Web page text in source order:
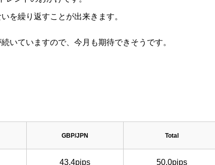
を繰り返すことが出来きます。
いていますので、今月も期待できそうです。
GBP/JPN Total
43.4pips 50.0pips